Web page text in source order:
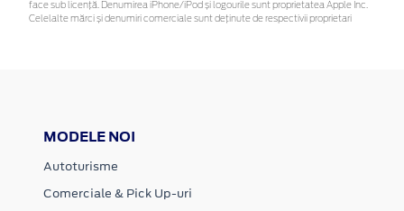
face sub licență. Denumirea iPhone/iPod și logourile sunt proprietatea Apple Inc.
Celelalte mărci și denumiri comerciale sunt deținute de respectivii proprietari
MODELE NOI
Autoturisme
Comerciale & Pick Up-uri